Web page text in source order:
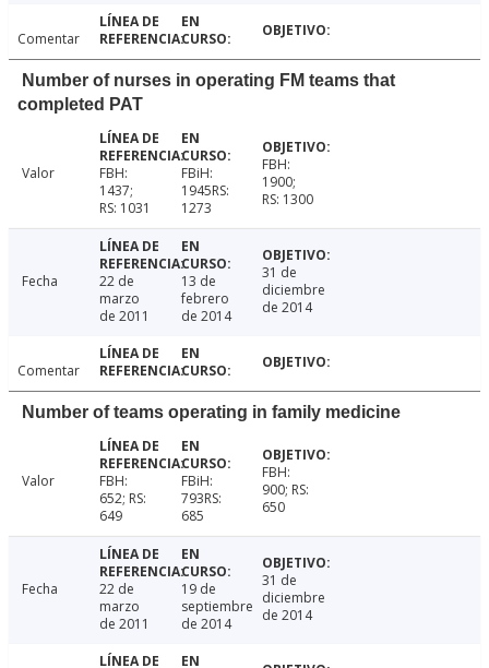
Comentar
Number of nurses in operating FM teams that
completed PAT
Valor
FBH:
1437;
RS: 1031
FBiH:
1945RS:
1273
FBH:
1900;
RS: 1300
Fecha
22 de
marzo
de 2011
13 de
febrero
de 2014
31 de
diciembre
de 2014
Comentar
Number of teams operating in family medicine
Valor
FBH:
652; RS:
649
FBiH:
793RS:
685
FBH:
900; RS:
650
Fecha
22 de
marzo
de 2011
19 de
septiembre
de 2014
31 de
diciembre
de 2014